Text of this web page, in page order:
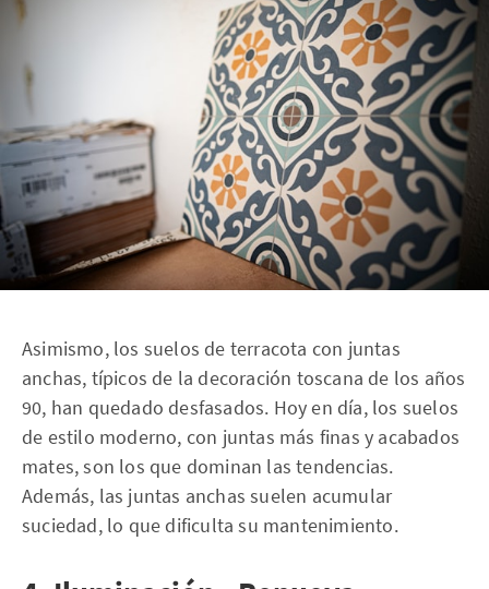
Asimismo, los suelos de terracota con juntas
anchas, típicos de la decoración toscana de los años
90, han quedado desfasados. Hoy en día, los suelos
de estilo moderno, con juntas más finas y acabados
mates, son los que dominan las tendencias.
Además, las juntas anchas suelen acumular
suciedad, lo que dificulta su mantenimiento.